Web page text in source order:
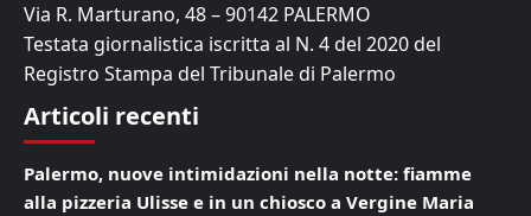
Via R. Marturano, 48 – 90142 PALERMO
Testata giornalistica iscritta al N. 4 del 2020 del
Registro Stampa del Tribunale di Palermo
Articoli recenti
Palermo, nuove intimidazioni nella notte: fiamme
alla pizzeria Ulisse e in un chiosco a Vergine Maria